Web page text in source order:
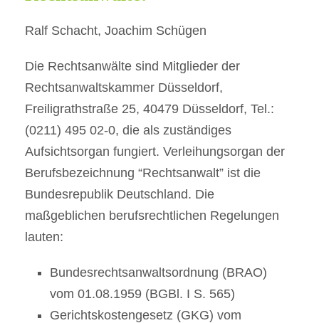
Ralf Schacht, Joachim Schügen
Die Rechtsanwälte sind Mitglieder der
Rechtsanwaltskammer Düsseldorf,
Freiligrathstraße 25, 40479 Düsseldorf, Tel.:
(0211) 495 02-0, die als zuständiges
Aufsichtsorgan fungiert. Verleihungsorgan der
Berufsbezeichnung “Rechtsanwalt” ist die
Bundesrepublik Deutschland. Die
maßgeblichen berufsrechtlichen Regelungen
lauten:
Bundesrechtsanwaltsordnung (BRAO)
vom 01.08.1959 (BGBl. I S. 565)
Gerichtskostengesetz (GKG) vom